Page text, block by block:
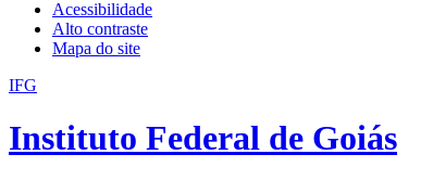
Acessibilidade
Alto contraste
Mapa do site
IFG
Instituto Federal de Goiás